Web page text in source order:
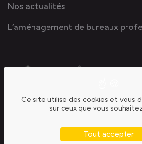
Nos actualités
L’aménagement de bureaux
Ce site utilise des cookies et vous
sur ceux que vous
Tout accepter